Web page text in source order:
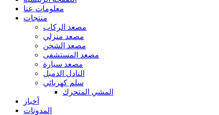
معلومات عنا
منتجات
مصعد الركاب
مصعد منزلي
مصعد الشحن
مصعد المستشفى
مصعد سيارة
النادل الدمبل
سلم كهربائي
المشي المتحرك
أخبار
المدونات